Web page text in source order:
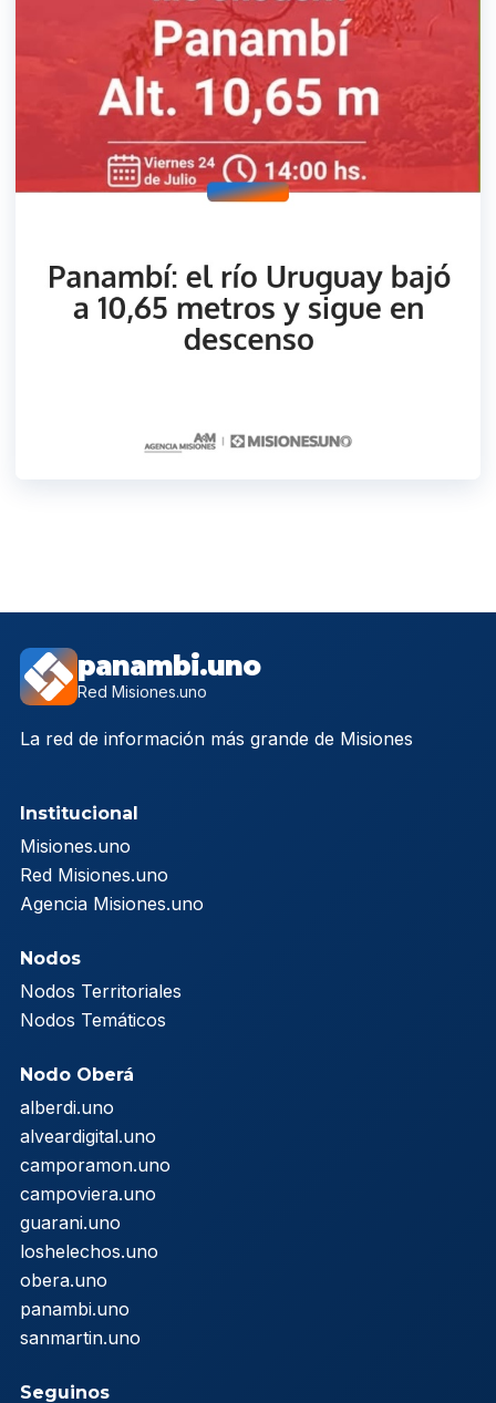
panambi.uno
Red Misiones.uno
La red de información más grande de Misiones
Institucional
Misiones.uno
Red Misiones.uno
Agencia Misiones.uno
Nodos
Nodos Territoriales
Nodos Temáticos
Nodo Oberá
alberdi.uno
alveardigital.uno
camporamon.uno
campoviera.uno
guarani.uno
loshelechos.uno
obera.uno
panambi.uno
sanmartin.uno
Seguinos